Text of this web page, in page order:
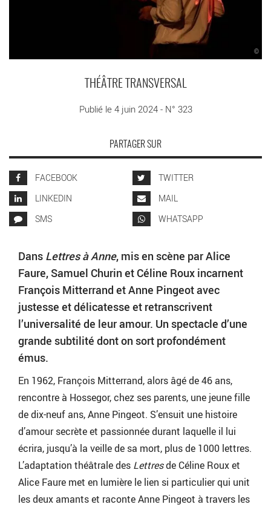
©
THÉÂTRE TRANSVERSAL
Publié le 4 juin 2024 - N° 323
PARTAGER SUR
FACEBOOK
TWITTER
LINKEDIN
MAIL
SMS
WHATSAPP
Dans Lettres à Anne, mis en scène par Alice
Faure, Samuel Churin et Céline Roux incarnent
François Mitterrand et Anne Pingeot avec
justesse et délicatesse et retranscrivent
l’universalité de leur amour. Un spectacle d’une
grande subtilité dont on sort profondément
émus.
En 1962, François Mitterrand, alors âgé de 46 ans,
rencontre à Hossegor, chez ses parents, une jeune fille
de dix-neuf ans, Anne Pingeot. S’ensuit une histoire
d’amour secrète et passionnée durant laquelle il lui
écrira, jusqu’à la veille de sa mort, plus de 1000 lettres.
L’adaptation théâtrale des Lettresde Céline Roux et
Alice Faure met en lumière le lien si particulier qui unit
les deux amants et raconte Anne Pingeot à travers les